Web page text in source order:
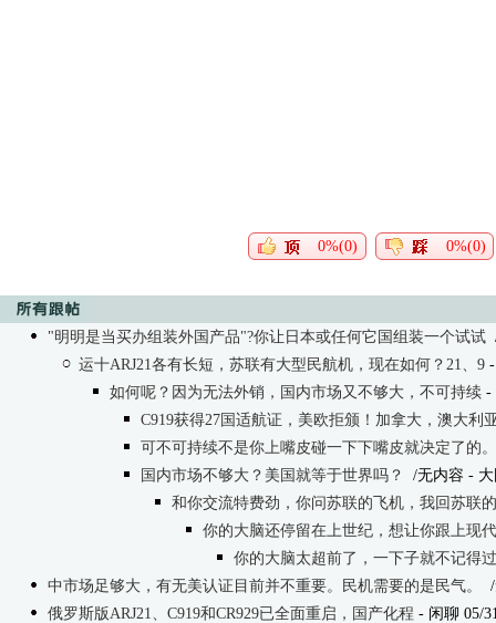
0%(0) 0%(0)
"明明是当买办组装外国产品"?你让日本或任何它国组装一个试试
运十ARJ21各有长短，苏联有大型民航机，现在如何？21、9
如何呢？因为无法外销，国内市场又不够大，不可持续 -
C919获得27国适航证，美欧拒颁！加拿大，澳大利
可不可持续不是你上嘴皮碰一下下嘴皮就决定了的
国内市场不够大？美国就等于世界吗？
/无内容 - 大
和你交流特费劲，你问苏联的飞机，我回苏联
你的大脑还停留在上世纪，想让你跟上现
你的大脑太超前了，一下子就不记得
中市场足够大，有无美认证目前并不重要。民机需要的是民气。
俄罗斯版ARJ21、C919和CR929已全面重启，国产化程 - 闲聊 05/